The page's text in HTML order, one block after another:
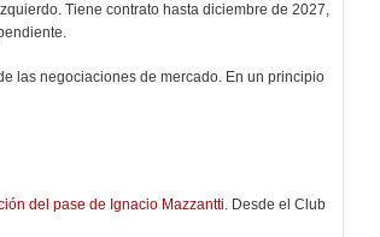
Tiene contrato hasta diciembre de 2027,
las negociaciones de mercado. En un principio
del pase de Ignacio Mazzantti. Desde el Club